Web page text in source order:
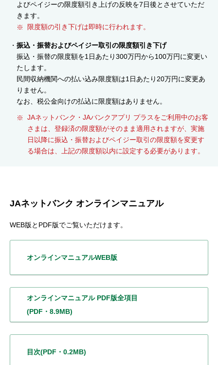
よびペイジーの限度額引き上げの反映を7日後とさせていただ
きます。
限度額の引き下げは即時に行われます。
振込・振替およびペイジー取引の限度額引き下げ
振込・振替の限度額を1日あたり300万円から100万円に変更い
たします。
民間収納機関への払い込み限度額は1日あたり20万円に変更あ
りません。
なお、税公金向けの払込に限度額はありません。
JAネットバンク・JAバンクアプリ プラスをご利用中のお客
さまは、登録済の限度額がそのまま適用されますが、実施
日以降に振込・振替およびペイジー取引の限度額を変更す
る場合は、上記の限度額以内に設定する必要があります。
JAネットバンク オンラインマニュアル
WEB版とPDF版でご覧いただけます。
オンラインマニュアルWEB版
オンラインマニュアル PDF版全項目
(PDF・8.9MB)
目次(PDF・0.2MB)